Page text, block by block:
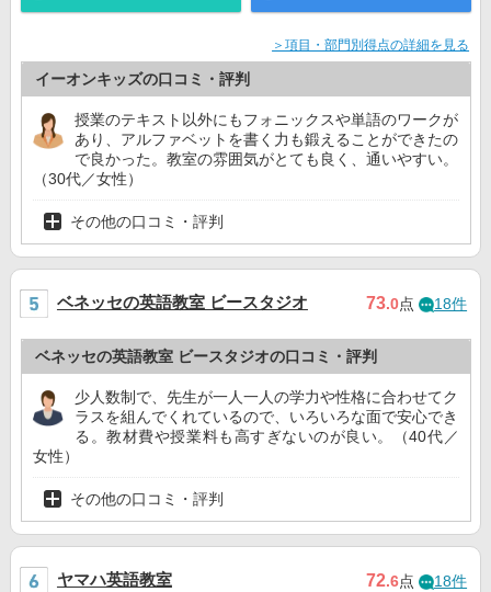
＞項目・部門別得点の詳細を見る
イーオンキッズの口コミ・評判
授業のテキスト以外にもフォニックスや単語のワークが
あり、アルファベットを書く力も鍛えることができたの
で良かった。教室の雰囲気がとても良く、通いやすい。
（30代／女性）
その他の口コミ・評判
ベネッセの英語教室 ビースタジオ 73.0点 18件
ベネッセの英語教室 ビースタジオの口コミ・評判
少人数制で、先生が一人一人の学力や性格に合わせてク
ラスを組んでくれているので、いろいろな面で安心でき
る。教材費や授業料も高すぎないのが良い。（40代／
女性）
その他の口コミ・評判
ヤマハ英語教室 72.6点 18件